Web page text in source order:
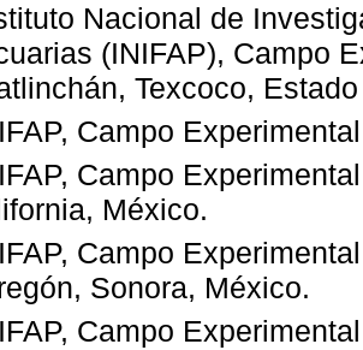
Nacional de
(INIFAP), Campo
Texcoco,
Campo
Campo
México.
Campo
Sonora, México.
Campo